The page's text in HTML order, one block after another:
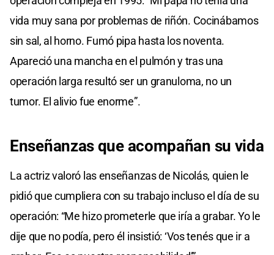
vida muy sana por problemas de riñón. Cocinábamos
sin sal, al horno. Fumó pipa hasta los noventa.
Apareció una mancha en el pulmón y tras una
operación larga resultó ser un granuloma, no un
tumor. El alivio fue enorme”.
Enseñanzas que acompañan su vida
La actriz valoró las enseñanzas de Nicolás, quien le
pidió que cumpliera con su trabajo incluso el día de su
operación: “Me hizo prometerle que iría a grabar. Yo le
dije que no podía, pero él insistió: ‘Vos tenés que ir a